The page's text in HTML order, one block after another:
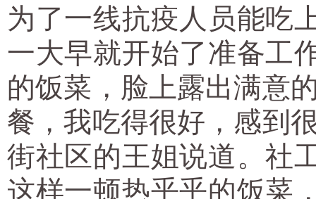
为了一线抗疫人员能吃
一大早就开始了准备工
的饭菜，脸上露出满意
餐，我吃得很好，感到
街社区的王姐说道。社
这样一顿热乎乎的饭菜